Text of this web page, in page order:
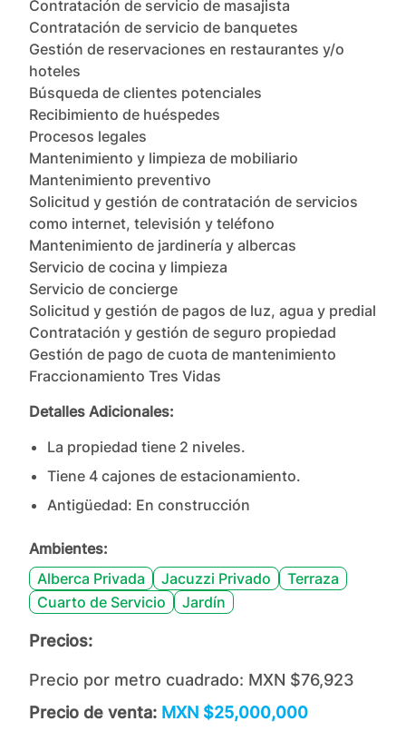
Contratación de servicio de masajista
Contratación de servicio de banquetes
Gestión de reservaciones en restaurantes y/o
hoteles
Búsqueda de clientes potenciales
Recibimiento de huéspedes
Procesos legales
Mantenimiento y limpieza de mobiliario
Mantenimiento preventivo
Solicitud y gestión de contratación de servicios
como internet, televisión y teléfono
Mantenimiento de jardinería y albercas
Servicio de cocina y limpieza
Servicio de concierge
Solicitud y gestión de pagos de luz, agua y predial
Contratación y gestión de seguro propiedad
Gestión de pago de cuota de mantenimiento
Fraccionamiento Tres Vidas
Detalles Adicionales:
La propiedad tiene 2 niveles.
Tiene 4 cajones de estacionamiento.
Antigüedad: En construcción
Ambientes:
Alberca Privada
Jacuzzi Privado
Terraza
Cuarto de Servicio
Jardín
Precios:
Precio por metro cuadrado: MXN $76,923
Precio de venta: MXN $25,000,000